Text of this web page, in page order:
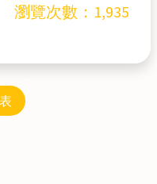
瀏覽次數：1,935